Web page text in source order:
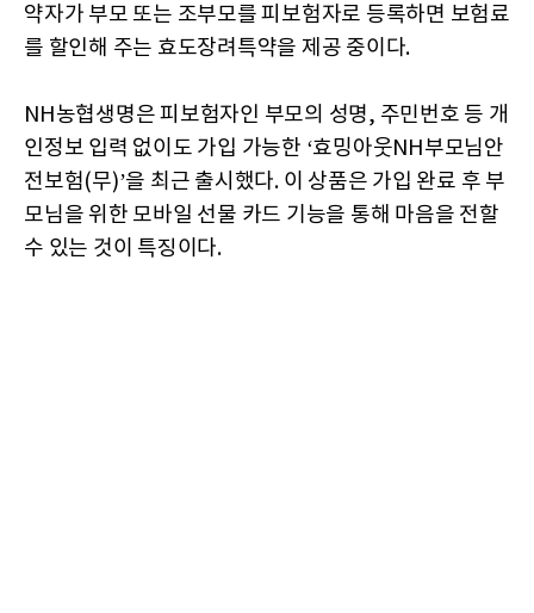
약자가 부모 또는 조부모를 피보험자로 등록하면 보험료
를 할인해 주는 효도장려특약을 제공 중이다.
NH농협생명은 피보험자인 부모의 성명, 주민번호 등 개
인정보 입력 없이도 가입 가능한 ‘효밍아웃NH부모님안
전보험(무)’을 최근 출시했다. 이 상품은 가입 완료 후 부
모님을 위한 모바일 선물 카드 기능을 통해 마음을 전할
수 있는 것이 특징이다.